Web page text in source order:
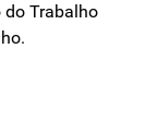
do Trabalho